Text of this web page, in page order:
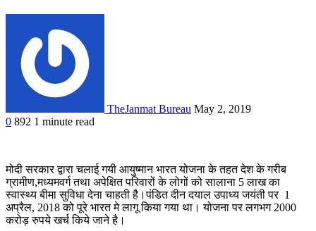
TheJanmat Bureau May 2, 2019
0 892 1 minute read
मोदी सरकार द्वारा चलाई गयी आयुष्मान भारत योजना के तहत देश के गरीब
ग्रामीण,मध्यमवर्ग तथा अपेक्षित परिवारों के लोगों को सालाना 5 लाख का
स्वास्थ्य बीमा सुविधा देना चाहती है।पंडित दीन दयाल उपाध्य जयंती पर 1
अप्रैल, 2018 को पूरे भारत मे लागू किया गया था। योजना पर लगभग 2000
करोड़ रुपये खर्च किये जाने है।